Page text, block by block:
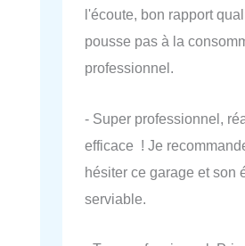
l'écoute, bon rapport
pousse pas à la
professionnel.
- Super professionnel,
efficace ! Je
hésiter ce garage et son
serviable.